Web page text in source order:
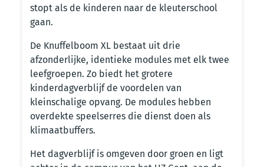
stopt als de kinderen naar de kleuterschool
gaan.
De Knuffelboom XL bestaat uit drie
afzonderlijke, identieke modules met elk twee
leefgroepen. Zo biedt het grotere
kinderdagverblijf de voordelen van
kleinschalige opvang. De modules hebben
overdekte speelserres die dienst doen als
klimaatbuffers.
Het dagverblijf is omgeven door groen en ligt